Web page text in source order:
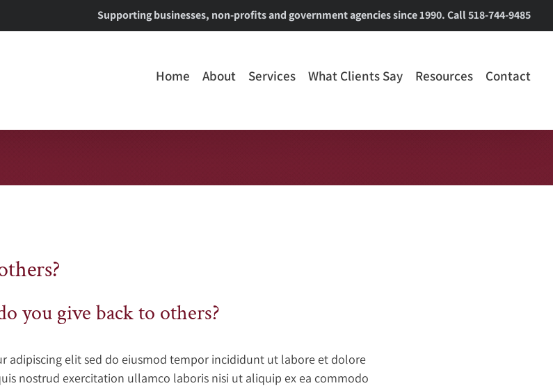
Supporting businesses, non-profits and government agencies since 1990. Call 518-744-9485
Home About Services What Clients Say Resources Contact
you give back to others?
adipiscing elit sed do eiusmod tempor incididunt ut labore et dolore
nostrud exercitation ullamco laboris nisi ut aliquip ex ea commodo